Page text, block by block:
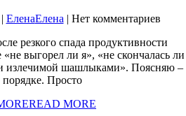
| ЕленаЕлена | Нет комментариев
резкого спада продуктивности
выгорел ли я», «не скончалась ли
излечимой шашлыками». Поясняю –
порядке. Просто
READ MORE